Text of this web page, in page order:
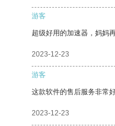
游客
超级好用的加速器，妈妈
2023-12-23
游客
这款软件的售后服务非常
2023-12-23